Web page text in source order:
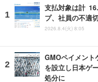
支払対象は計
プ、社員の不適
2026.8.4(火) 8:05
GMOペイメント
を設立し日本ゲ
処分に